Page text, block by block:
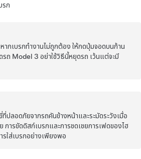
รก
ากเบรกทำงานไม่ถูกต้อง ให้กดปุ่มจอดบนก้าน
รถ Model 3 อย่าใช้วิธีนี้หยุดรถ เว้นแต่จะมี
ที่ปลอดภัยจากรถคันข้างหน้าและระมัดระวังเมื่อ
การขัดดิสก์เบรกและการชดเชยการเฟดของไฮ
ใส่เบรกอย่างเพียงพอ